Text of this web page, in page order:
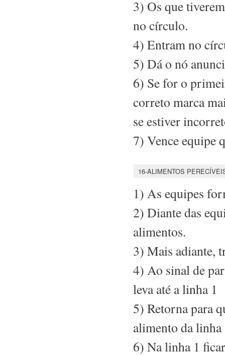
3) Os que
no círculo.
4) Entram no
5) Dá o nó
6) Se for o
correto marca
se estiver
7) Vence equipe
16-ALIMENTOS
1) As equipes
2) Diante das
alimentos.
3) Mais adiante,
4) Ao sinal de
leva até a linha 1
5) Retorna para
alimento da
6) Na linha 1